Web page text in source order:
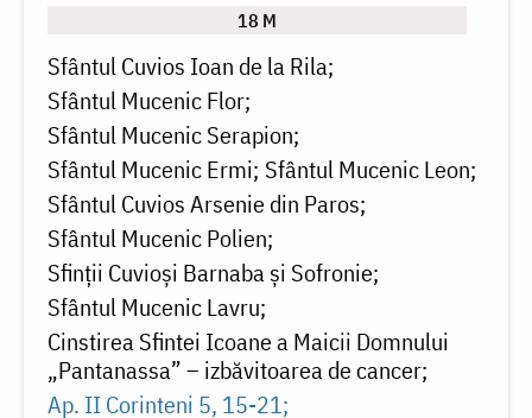
18 M
Sfântul Cuvios Ioan de la Rila
Sfântul Mucenic Flor
Sfântul Mucenic Serapion
Sfântul Mucenic Ermi Sfântul Mucenic Leon
Sfântul Cuvios Arsenie din Paros
Sfântul Mucenic Polien
Sfinții Cuvioși Barnaba și Sofronie
Sfântul Mucenic Lavru
Cinstirea Sfintei Icoane a Maicii Domnului
„Pantanassa” – izbăvitoarea de cancer
Ap. II Corinteni 5, 15-21